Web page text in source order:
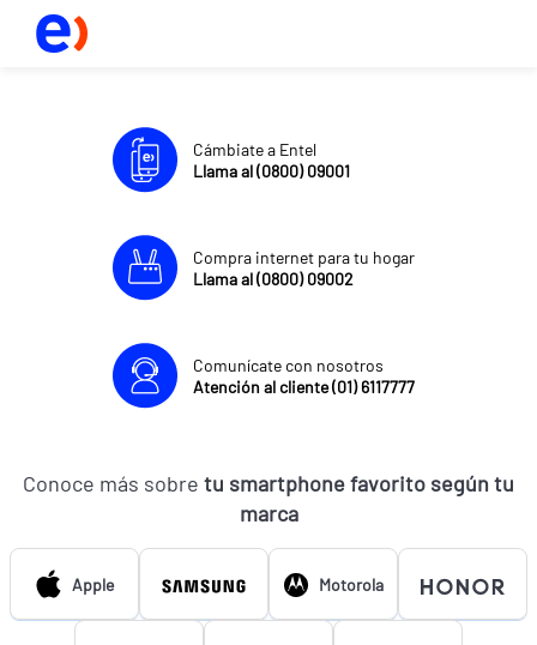
Cámbiate a Entel
Llama al (0800) 09001
Compra internet para tu hogar
Llama al (0800) 09002
Comunícate con nosotros
Atención al cliente (01) 6117777
Conoce más sobre tu smartphone favorito según tu
marca
Apple Motorola